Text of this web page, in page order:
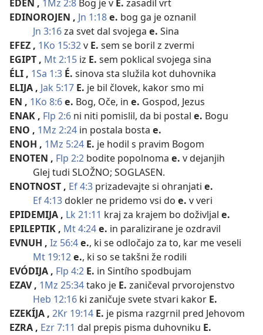
EDEN , 1Mz 2:8 Bog je v E. zasadil vrt
EDINOROJEN , Jn 1:18e. bog ga je oznanil
Jn 3:16za svet dal svojega e. Sina
EFEZ , 1Ko 15:32v E. sem se boril z zvermi
EGIPT , Mt 2:15 iz E. sem poklical svojega sina
ÉLI , 1Sa 1:3 É. sinova sta služila kot duhovnika
ELIJA , Jak 5:17 E. je bil človek, kakor smo mi
EN , 1Ko 8:6e. Bog, Oče, in e. Gospod, Jezus
ENAK , Flp 2:6 ni niti pomislil, da bi postal e. Bogu
ENO , 1Mz 2:24 in postala bosta e.
ENOH , 1Mz 5:24 E. je hodil s pravim Bogom
ENOTEN , Flp 2:2 bodite popolnoma e. v dejanjih
Glej tudi SLOŽNO; SOGLASEN.
ENOTNOST , Ef 4:3 prizadevajte si ohranjati e.
Ef 4:13dokler ne pridemo vsi do e. v veri
EPIDEMIJA , Lk 21:11 kraj za krajem bo doživljal e.
EPILEPTIK , Mt 4:24e. in paralizirane je ozdravil
EVNUH , Iz 56:4e., ki se odločajo za to, kar me veseli
Mt 19:12e., ki so se takšni že rodili
EVÓDIJA , Flp 4:2 E. in Sintího spodbujam
EZAV , 1Mz 25:34tako je E. zaničeval prvorojenstvo
Heb 12:16 ki zaničuje svete stvari kakor E.
EZEKÍJA , 2Kr 19:14 E. je pisma razgrnil pred Jehovom
EZRA , Ezr 7:11 dal prepis pisma duhovniku E.